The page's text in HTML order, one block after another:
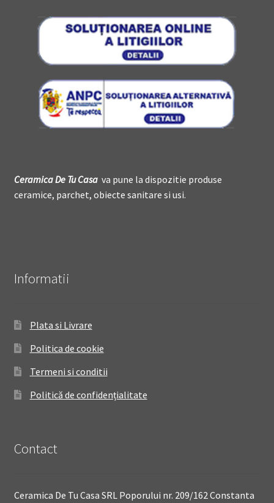
Ceramica DeTu Casava pune la dispozitie produse
ceramice, parchet, obiecte sanitare si usi.
Informatii
Plata si Livrare
Politica de cookie
Termeni si conditii
Politică de confidențialitate
Contact
Ceramica De Tu Casa SRL Poporului nr. 209/162 Constanta